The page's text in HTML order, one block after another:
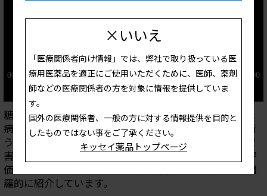
糖尿病神経障害は最も多い合併症のひとつであり、糖尿
病のある人を診察する際は定期的に神経障害の評価を行
う必要があります。本コンテンツでは、糖尿病性神経障
害の分類と兆候、評価する際の項目や簡易診断基準、評
価のポイントなどを解説。診療上必要な基本的情報を網
羅的に紹介しています。
×いいえ
「医療関係者向け情報」では、弊社で取り扱っている医
療用医薬品を適正にご使用いただくために、医師、薬剤
師などの医療関係者の方を対象に情報を提供していま
す。
国外の医療関係者、一般の方に対する情報提供を目的と
したものではない事をご了承ください。
キッセイ薬品トップページ